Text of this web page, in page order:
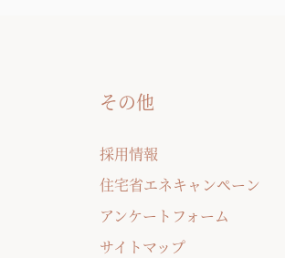
その他
採用情報
住宅省エネキャンペーン
アンケートフォーム
サイトマップ